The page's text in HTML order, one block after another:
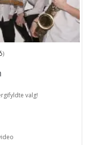
valg!